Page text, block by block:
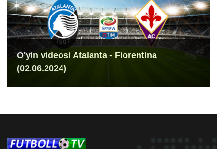
O'yin videosi Atalanta - Fiorentina
(02.06.2024)